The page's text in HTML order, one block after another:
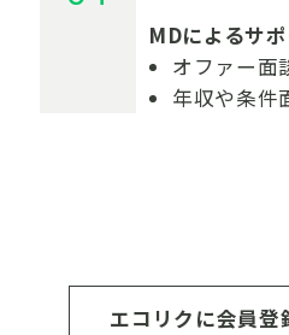
MDによるサ
オファー面
年収や条件
エコリクに会員登